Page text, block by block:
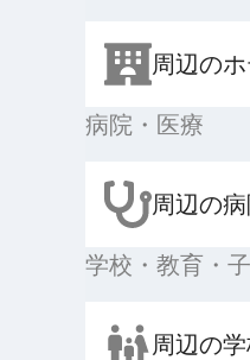
周辺の
病院・医療
周辺の病
学校・教育・
周辺の